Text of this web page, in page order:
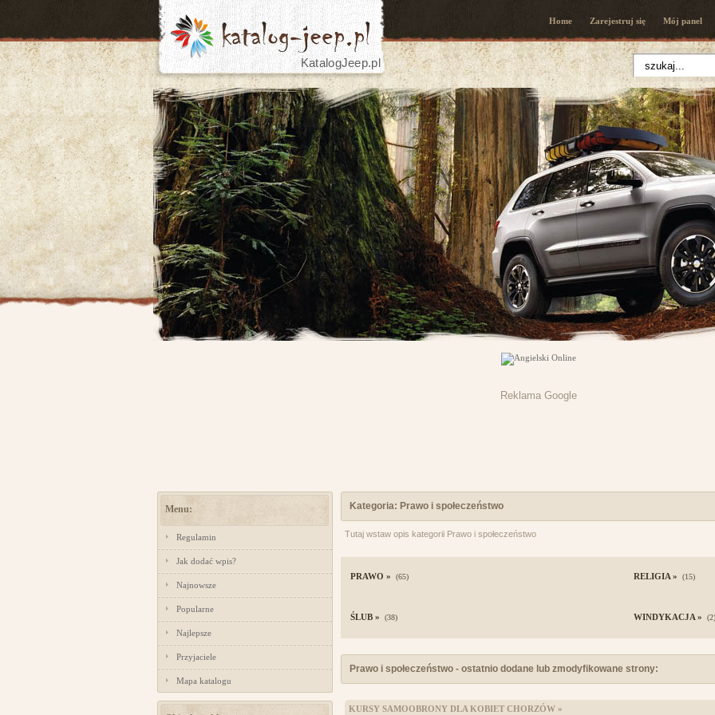
KatalogJeep.pl
Home Zarejestruj się Mój panel
Reklama Google
Menu:
Regulamin
Jak dodać wpis?
Najnowsze
Popularne
Najlepsze
Przyjaciele
Mapa katalogu
Kategoria: Prawo i społeczeństwo
Tutaj wstaw opis kategorii Prawo i społeczeństwo
PRAWO » (65) RELIGIA » (15)
ŚLUB » (38) WINDYKACJA » (2)
Prawo i społeczeństwo - ostatnio dodane lub zmodyfikowane strony:
KURSY SAMOOBRONY DLA KOBIET CHORZÓW »